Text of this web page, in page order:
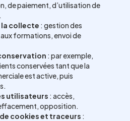
de paiement, d’utilisation de
la collecte : gestion des
formations, envoi de
: par exemple,
conservées tant que la
est active, puis
utilisateurs : accès,
opposition.
cookies et traceurs :